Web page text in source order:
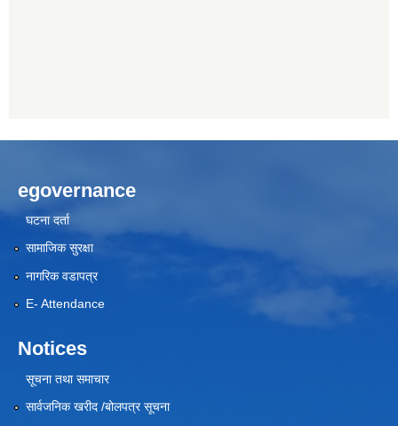
egovernance
घटना दर्ता
सामाजिक सुरक्षा
नागरिक वडापत्र
E- Attendance
Notices
सूचना तथा समाचार
सार्वजनिक खरीद /बोलपत्र सूचना